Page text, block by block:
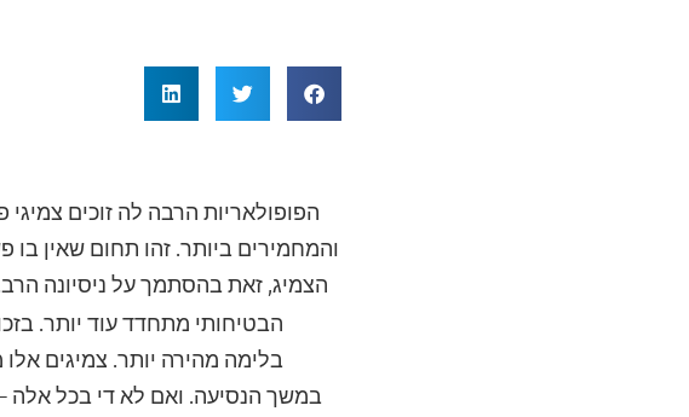
הפופולאריות הרבה לה זוכים
והמחמירים ביותר. זהו תחום שאין
הצמיג, זאת בהסתמך על ניסיונה
הבטיחותי מתחדד עוד יותר.
בלימה מהירה יותר. צמיגים
במשך הנסיעה. ואם לא די בכל אלה